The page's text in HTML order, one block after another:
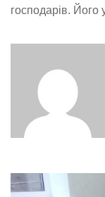
господарів. Його